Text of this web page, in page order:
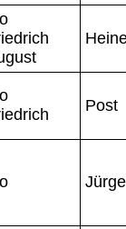
Post